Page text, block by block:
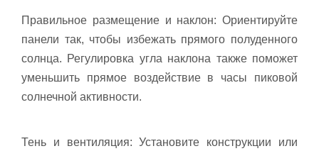
Правильное размещение и наклон: Ориентируйте
панели так, чтобы избежать прямого полуденного
солнца. Регулировка угла наклона также поможет
уменьшить прямое воздействие в часы пиковой
солнечной активности.
Тень и вентиляция: Установите конструкции или